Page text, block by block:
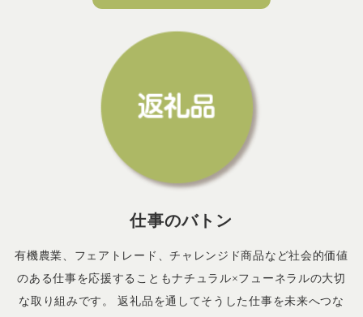
仕事のバトン
有機農業、フェアトレード、チャレンジド商品など社会的価値
のある仕事を応援することもナチュラル×フューネラルの大切
な取り組みです。 返礼品を通してそうした仕事を未来へつな